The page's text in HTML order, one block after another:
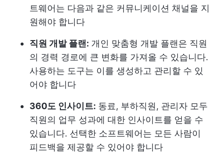
트웨어는 다음과 같은 커뮤니케이션 채널을 지
원해야 합니다
직원 개발 플랜: 개인 맞춤형 개발 플랜은 직원
의 경력 경로에 큰 변화를 가져올 수 있습니다.
사용하는 도구는 이를 생성하고 관리할 수 있
어야 합니다
360도 인사이트: 동료, 부하직원, 관리자 모두
직원의 업무 성과에 대한 인사이트를 얻을 수
있습니다. 선택한 소프트웨어는 모든 사람이
피드백을 제공할 수 있어야 합니다